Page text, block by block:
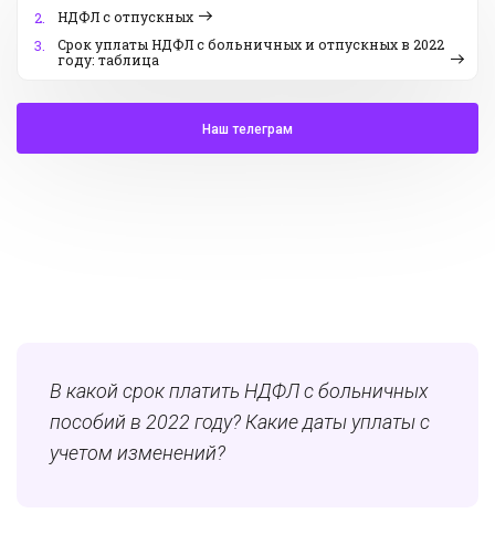
2.
НДФЛ с отпускных
3.
Срок уплаты НДФЛ с больничных и отпускных в 2022
году: таблица
Наш телеграм
В какой срок платить НДФЛ с больничных
пособий в 2022 году? Какие даты уплаты с
учетом изменений?